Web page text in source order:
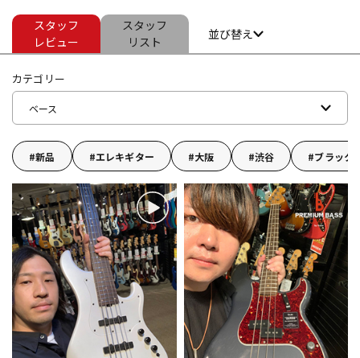
ドラム パーカッション
管楽器 その他楽器
アンプ エフェクター
DJ機器 DTM
DTM オンライン納品 レコーディング機器
スタッフ
レビュー
スタッフ
リスト
並び替え
カテゴリー
ベース
新品 エレキギター 大阪 渋谷 ブラック